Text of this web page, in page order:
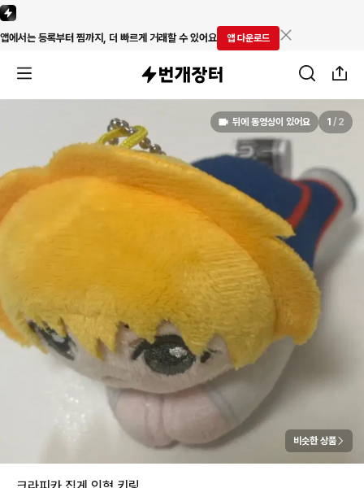
앱에서는 등록부터 찜까지, 더 빠르게 거래할 수 있어요 앱 다운로드
뒤에 동영상이 있어요 1 / 2
비슷한 상품